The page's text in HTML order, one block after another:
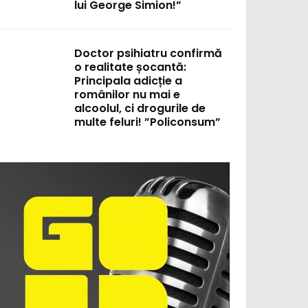
lui George Simion!”
Doctor psihiatru confirmă
o realitate șocantă:
Principala adicție a
românilor nu mai e
alcoolul, ci drogurile de
multe feluri! ”Policonsum”